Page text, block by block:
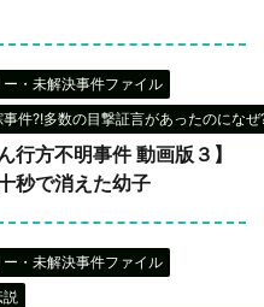
・未解決事件ファイル
件?!多数の目撃証言があったのにな
行方不明事件 動画版３】
秒で消えた幼子
・未解決事件ファイル